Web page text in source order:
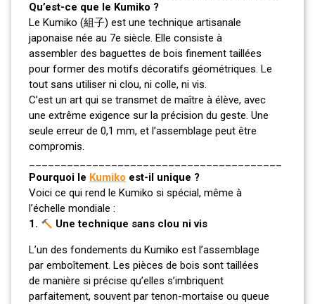
Qu’est-ce que le Kumiko ?
Le Kumiko (組子) est une technique artisanale
japonaise née au 7e siècle. Elle consiste à
assembler des baguettes de bois finement taillées
pour former des motifs décoratifs géométriques. Le
tout sans utiliser ni clou, ni colle, ni vis.
C’est un art qui se transmet de maître à élève, avec
une extrême exigence sur la précision du geste. Une
seule erreur de 0,1 mm, et l’assemblage peut être
compromis.
Pourquoi le Kumiko est-il unique ?
Voici ce qui rend le Kumiko si spécial, même à
l’échelle mondiale :
1.
Une technique sans clou ni vis
L’un des fondements du Kumiko est l’assemblage
par emboîtement. Les pièces de bois sont taillées
de manière si précise qu’elles s’imbriquent
parfaitement, souvent par tenon-mortaise ou queue